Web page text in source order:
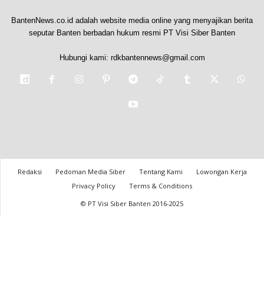
BantenNews.co.id adalah website media online yang menyajikan berita
seputar Banten berbadan hukum resmi PT Visi Siber Banten
Hubungi kami: rdkbantennews@gmail.com
Redaksi Pedoman Media Siber Tentang Kami
Lowongan Kerja
Privacy Policy
Terms & Conditions
© PT Visi Siber Banten 2016-2025